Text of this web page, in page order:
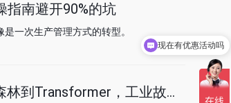
指南避开90%的坑
一次生产管理方式的转型。
到Transformer，工业故障预测的
现在有优惠活动吗